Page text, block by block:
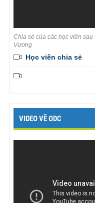
Chia sẻ của các học viên
Vương
Học viên chia sẻ
VIDEO VỀ ODC